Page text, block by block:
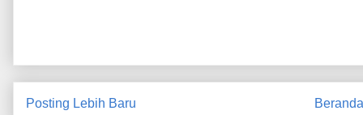
Posting Lebih Baru Beranda